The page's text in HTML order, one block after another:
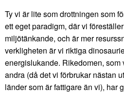
Ty vi är lite som drottningen som
ett eget paradigm, där vi
miljötänkande, och är mer
verkligheten är vi riktiga
energislukande. Rikedomen, som
andra (då det vi förbrukar nästan
länder som är fattigare än vi), har